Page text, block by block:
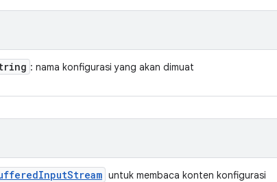
: nama konfigurasi yang akan dimuat
InputStream untuk membaca konten konfigurasi